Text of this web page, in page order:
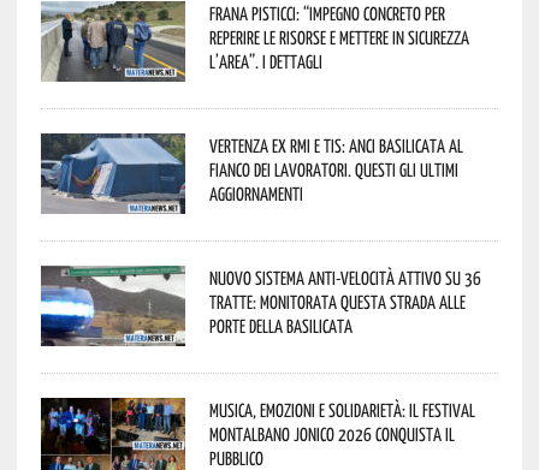
Frana Pisticci: “Impegno concreto per
reperire le risorse e mettere in sicurezza
l’area”. I dettagli
Vertenza ex RMI e TIS: ANCI Basilicata al
fianco dei lavoratori. Questi gli ultimi
aggiornamenti
Nuovo sistema anti-velocità attivo su 36
tratte: monitorata questa strada alle
porte della Basilicata
Musica, emozioni e solidarietà: il Festival
Montalbano Jonico 2026 conquista il
pubblico